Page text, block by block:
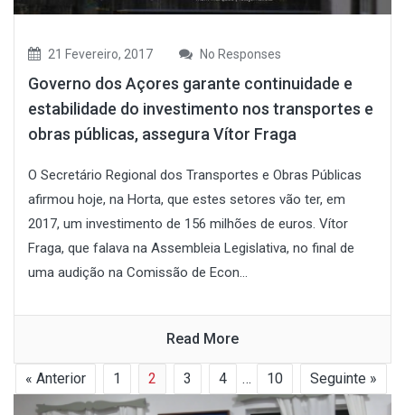
21 Fevereiro, 2017 No Responses
Governo dos Açores garante continuidade e
estabilidade do investimento nos transportes e
obras públicas, assegura Vítor Fraga
O Secretário Regional dos Transportes e Obras Públicas
afirmou hoje, na Horta, que estes setores vão ter, em
2017, um investimento de 156 milhões de euros. Vítor
Fraga, que falava na Assembleia Legislativa, no final de
uma audição na Comissão de Econ...
Read More
« Anterior 1 2 3 4 … 10 Seguinte »